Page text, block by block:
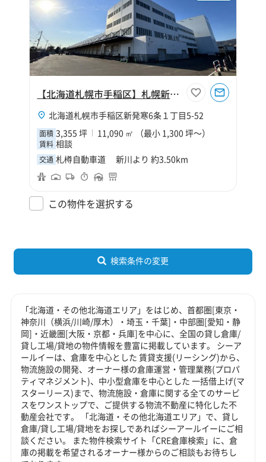
【北海道札幌市手稲区】札幌新発寒物流センター
北海道札幌市手稲区新発寒6条１丁目5-52
面積 3,355 坪 11,090 ㎡ （最小 1,300 坪～）
賃料 相談
交通 札樽自動車道 新川より 約3.50km
この物件を選択する
検索条件の変更
「北海道・その他北海道エリア」をはじめ、首都圏[東京・
神奈川（横浜/川崎/厚木）・埼玉・千葉]・中部圏[愛知・静
岡]・近畿圏[大阪・京都・兵庫]を中心に、全国の貸し倉庫/
貸し工場/貸地の物件情報を豊富に掲載しています。 シーア
ールイーは、倉庫を中心とした 賃貸支援(リーシング)から、
物流施設の開発、オーナー様の倉庫運営・管理業務(プロパ
ティマネジメント)、中小型倉庫を中心とした 一括借上げ(マ
スターリース)まで、物流施設・倉庫に関する全てのサービ
スをワンストップで、ご提供する物流不動産に特化した不
動産会社です。 「北海道・その他北海道エリア」で、貸し
倉庫/貸し工場/貸地をお探しであればシーアールイーにご相
談ください。 また物件検索サイト「CRE倉庫検索」に、倉
庫の掲載を希望されるオーナー様からのご相談もお待ちし